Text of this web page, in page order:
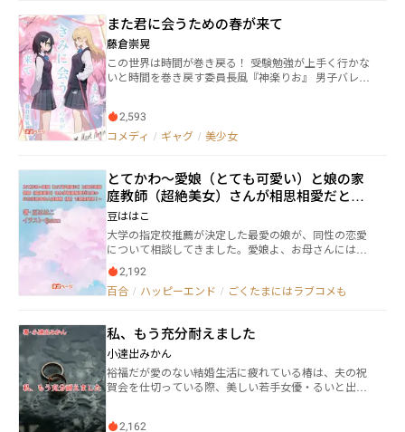
また君に会うための春が来て
藤倉崇晃
この世界は時間が巻き戻る！ 受験勉強が上手く行かな
いと時間を巻き戻す委員長風『神楽りお』 男子バレー
や』 喜怒哀楽フルスロットルな妄想爆走即行動乙女
『雛菊さや』 女子サッカー部の一匹狼系オラオラ少女
なすスクールラブコメディ。 センパイ！私、女の子が
好きです！ えぇ～！私も女の子が好きです！ 出会い、
別れ、夢、恋、悩み、葛藤、そして幸福を…！
2,593
コメディ / ギャグ / 美少女
とてかわ～愛娘（とても可愛い）と娘の家
庭教師（超絶美女）さんが相思相愛だと思
っていたら意中の人は母親（私）で娘は公
認！～
豆ははこ
大学の指定校推薦が決定した最愛の娘が、同性の恋愛
について相談してきました。愛娘よ、お母さんには分
かっています！ 家庭教師（女性）さんとのことでし
ょう？ ……え、そうだけど相手、私（母親）なの？
しかも、あなた（愛娘）も公認？ 応援？ なにがど
投稿作品からの加筆修正などを行う可能性がございま
す。 copyright©豆ははこ-2025
2,192
百合 / ハッピーエンド / ごくたまにはラブコメも
私、もう充分耐えました
小達出みかん
裕福だが愛のない結婚生活に疲れている椿は、夫の祝
賀会を仕切っている際、美しい若手女優・るいと出会
2,162